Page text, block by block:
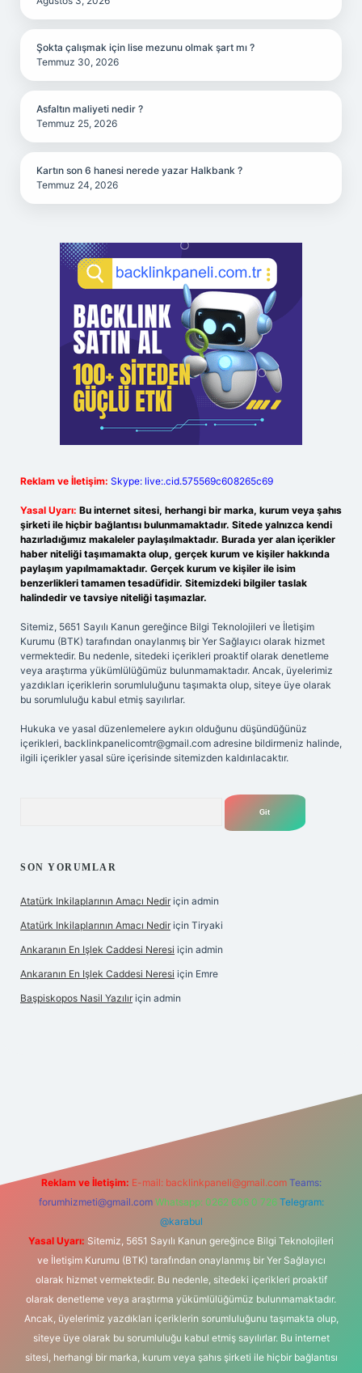
Şokta çalışmak için lise mezunu olmak şart mı ?
Temmuz 30, 2026
Asfaltın maliyeti nedir ?
Temmuz 25, 2026
Kartın son 6 hanesi nerede yazar Halkbank ?
Temmuz 24, 2026
Reklam ve İletişim: Skype: live:.cid.575569c608265c69
Yasal Uyarı: Bu internet sitesi, herhangi bir marka, kurum veya şahıs
şirketi ile hiçbir bağlantısı bulunmamaktadır. Sitede yalnızca kendi
hazırladığımız makaleler paylaşılmaktadır. Burada yer alan içerikler
haber niteliği taşımamakta olup, gerçek kurum ve kişiler hakkında
paylaşım yapılmamaktadır. Gerçek kurum ve kişiler ile isim
benzerlikleri tamamen tesadüfidir. Sitemizdeki bilgiler taslak
halindedir ve tavsiye niteliği taşımazlar.
Sitemiz, 5651 Sayılı Kanun gereğince Bilgi Teknolojileri ve İletişim
Kurumu (BTK) tarafından onaylanmış bir Yer Sağlayıcı olarak hizmet
vermektedir. Bu nedenle, sitedeki içerikleri proaktif olarak denetleme
veya araştırma yükümlülüğümüz bulunmamaktadır. Ancak, üyelerimiz
yazdıkları içeriklerin sorumluluğunu taşımakta olup, siteye üye olarak
bu sorumluluğu kabul etmiş sayılırlar.
Hukuka ve yasal düzenlemelere aykırı olduğunu düşündüğünüz
içerikleri, backlinkpanelicomtr@gmail.com adresine bildirmeniz halinde,
ilgili içerikler yasal süre içerisinde sitemizden kaldırılacaktır.
SON YORUMLAR
Atatürk Inkilaplarının Amacı Nedir için admin
Atatürk Inkilaplarının Amacı Nedir için Tiryaki
Ankaranın En Işlek Caddesi Neresi için admin
Ankaranın En Işlek Caddesi Neresi için Emre
Başpiskopos Nasil Yazılır için admin
Reklam ve İletişim: E-mail: backlinkpaneli@gmail.com Teams:
forumhizmeti@gmail.com Whatsapp: 0262 606 0 726 Telegram:
@karabul
Yasal Uyarı: Sitemiz, 5651 Sayılı Kanun gereğince Bilgi Teknolojileri
ve İletişim Kurumu (BTK) tarafından onaylanmış bir Yer Sağlayıcı
olarak hizmet vermektedir. Bu nedenle, sitedeki içerikleri proaktif
olarak denetleme veya araştırma yükümlülüğümüz bulunmamaktadır.
Ancak, üyelerimiz yazdıkları içeriklerin sorumluluğunu taşımakta olup,
siteye üye olarak bu sorumluluğu kabul etmiş sayılırlar. Bu internet
sitesi, herhangi bir marka, kurum veya şahıs şirketi ile hiçbir bağlantısı